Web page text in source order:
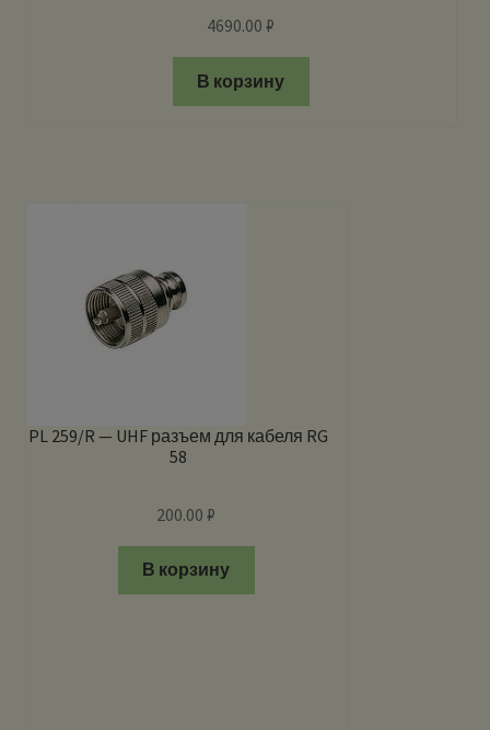
4690.00₽
В корзину
PL 259/R — UHF разъем для кабеля RG
58
200.00₽
В корзину